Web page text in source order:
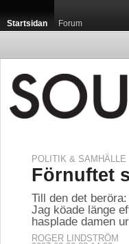
Startsidan Forum
POLITIK & SAMHÄLLE
Förnuftet
Till den det
Jag köade länge
hasplade damen
ROGER LINDSTRÖM